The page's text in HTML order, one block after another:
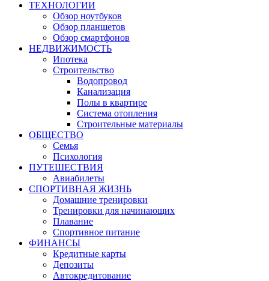
ТЕХНОЛОГИИ
Обзор ноутбуков
Обзор планшетов
Обзор смартфонов
НЕДВИЖИМОСТЬ
Ипотека
Строительство
Водопровод
Канализация
Полы в квартире
Система отопления
Строительные материалы
ОБЩЕСТВО
Семья
Психология
ПУТЕШЕСТВИЯ
Авиабилеты
СПОРТИВНАЯ ЖИЗНЬ
Домашние тренировки
Тренировки для начинающих
Плавание
Спортивное питание
ФИНАНСЫ
Кредитные карты
Депозиты
Автокредитование